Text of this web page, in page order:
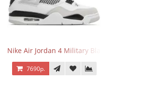
Nike Air Jordan 4 Military Black
7690р.